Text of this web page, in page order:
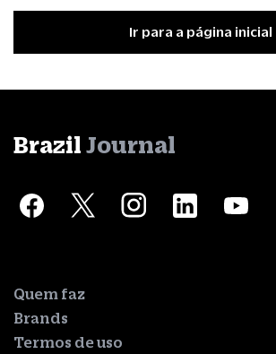
Ir para a página inicial
Brazil Journal
Quem faz
Brands
Termos de uso